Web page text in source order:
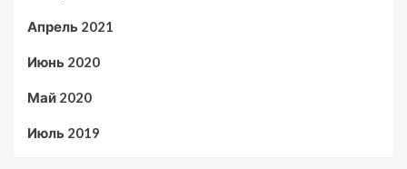
Апрель 2021
Июнь 2020
Май 2020
Июль 2019